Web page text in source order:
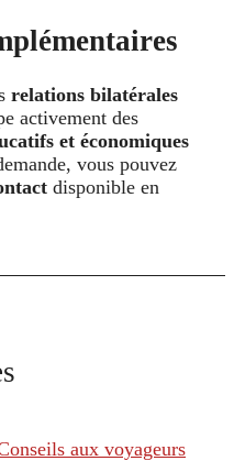
relations bilatérales
activement des
et économiques
vous pouvez
disponible en
aux voyageurs